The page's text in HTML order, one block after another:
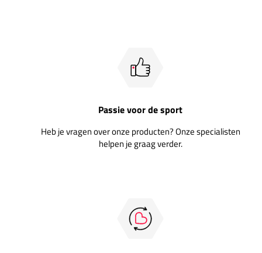
Passie voor de sport
Heb je vragen over onze producten? Onze specialisten
helpen je graag verder.